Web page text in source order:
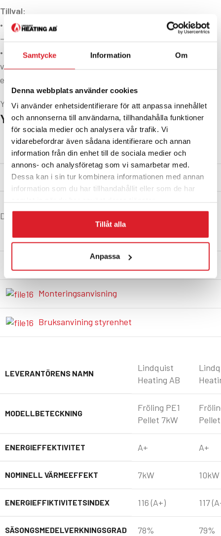
Samtycke Information Om
Denna webbplats använder cookies
Vi använder enhetsidentifierare för att anpassa innehållet
och annonserna till användarna, tillhandahålla funktioner
för sociala medier och analysera vår trafik. Vi
vidarebefordrar även sådana identifierare och annan
information från din enhet till de sociala medier och
annons- och analysföretag som vi samarbetar med.
Dessa kan i sin tur kombinera informationen med annan
information som du har tillhandahållit eller som de har
Tillåt alla
Anpassa
Tillval:
• Beredarblock – Integrerad varmvattenberedare på 122L
– endast tillgängligt till 7-20kW.
• Hydraulikblock – innehåller upp till två
värmekretspumpar och två värmekretsblandare, ett
expansionskärl och säkerhetsventil.
Ytterligare information
YTTERLIGARE INFORMATION
VIKT 200 kg
ENERGIKLASS A+
Dokument
Produktblad
Monteringsanvisning
Bruksanvining styrenhet
LEVERANTÖRENS NAMN
Lindquist
Heating AB
MODELLBETECKNING
Fröling PE1
Pellet 7kW
ENERGIEFFEKTIVITET A+ A+
NOMINELL VÄRMEEFFEKT 7kW 10kW
ENERGIEFFIKTIVITETSINDEX 116 (A+) 117
SÄSONGSMEDELVERKNINGSGRAD 78% 79%